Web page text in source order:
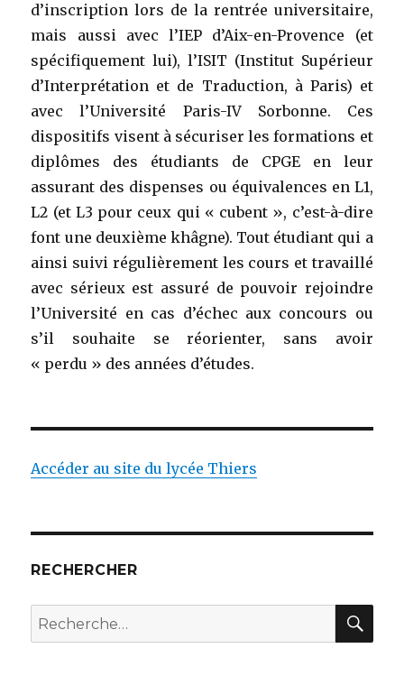
d’inscription lors de la rentrée universitaire,
mais aussi avec l’IEP d’Aix-en-Provence (et
spécifiquement lui), l’ISIT (Institut Supérieur
d’Interprétation et de Traduction, à Paris) et
avec l’Université Paris-IV Sorbonne. Ces
dispositifs visent à sécuriser les formations et
diplômes des étudiants de CPGE en leur
assurant des dispenses ou équivalences en L1,
L2 (et L3 pour ceux qui « cubent », c’est-à-dire
font une deuxième khâgne). Tout étudiant qui a
ainsi suivi régulièrement les cours et travaillé
avec sérieux est assuré de pouvoir rejoindre
l’Université en cas d’échec aux concours ou
s’il souhaite se réorienter, sans avoir
« perdu » des années d’études.
Accéder au site du lycée Thiers
RECHERCHER
Recherche
pour